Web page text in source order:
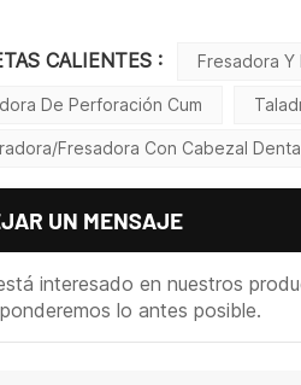
CALIENTES : Fresadora
De Perforación Cum
fresadora Con Cabezal
UN MENSAJE
interesado en nuestros
lo antes posible.